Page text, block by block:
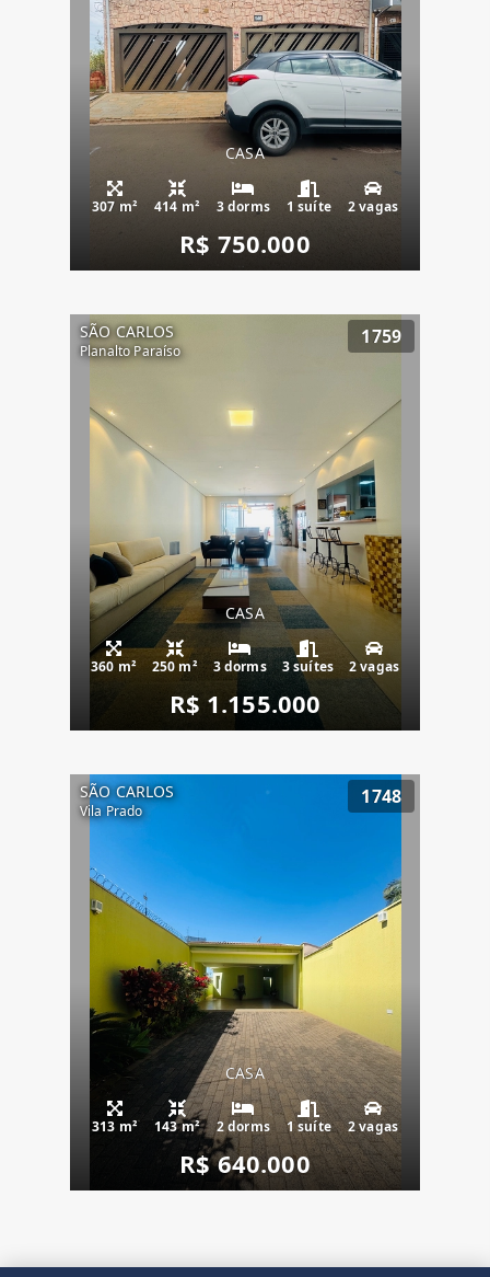
CASA
307 m² 414 m² 3 dorms 1 suíte 2 vagas
R$ 750.000
SÃO CARLOS
Planalto Paraíso
1759
CASA
360 m² 250 m² 3 dorms 3 suítes 2 vagas
R$ 1.155.000
SÃO CARLOS
Vila Prado
1748
CASA
313 m² 143 m² 2 dorms 1 suíte 2 vagas
R$ 640.000